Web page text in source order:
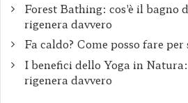
Forest Bathing: cos'è il bagno
rigenera davvero
Fa caldo? Come posso fare per
I benefici dello Yoga in
rigenera davvero